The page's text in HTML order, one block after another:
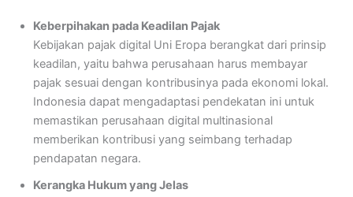
Keberpihakan pada Keadilan Pajak
Kebijakan pajak digital Uni Eropa berangkat dari prinsip
keadilan, yaitu bahwa perusahaan harus membayar
pajak sesuai dengan kontribusinya pada ekonomi lokal.
Indonesia dapat mengadaptasi pendekatan ini untuk
memastikan perusahaan digital multinasional
memberikan kontribusi yang seimbang terhadap
pendapatan negara​.
Kerangka Hukum yang Jelas